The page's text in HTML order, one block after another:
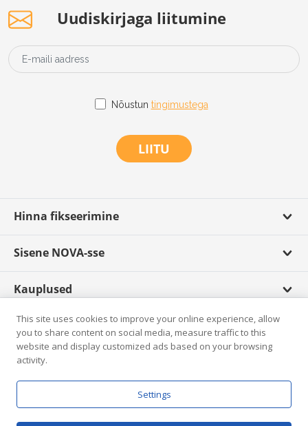
Uudiskirjaga liitumine
Nõustun tingimustega
LIITU
Hinna fikseerimine
Sisene NOVA-sse
Kauplused
Scandagra TV
Rikkumisest teatamine
This site uses cookies to improve your online experience, allow
you to share content on social media, measure traffic to this
website and display customized ads based on your browsing
activity.
Settings